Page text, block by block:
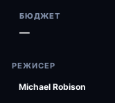
БЮДЖЕТ
—
РЕЖИСЕР
Michael Robison